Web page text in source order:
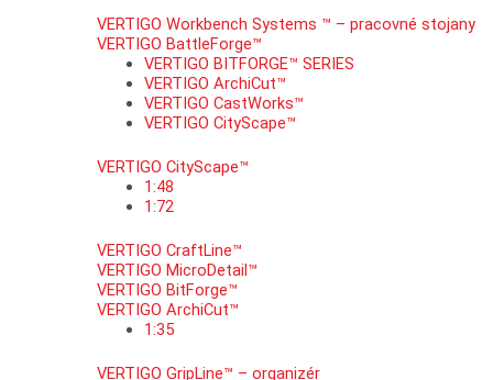
VERTIGO Workbench Systems ™ – pracovné stojany
VERTIGO BattleForge™
VERTIGO BITFORGE™ SERIES
VERTIGO ArchiCut™
VERTIGO CastWorks™
VERTIGO CityScape™
VERTIGO CityScape™
1:48
1:72
VERTIGO CraftLine™
VERTIGO MicroDetail™
VERTIGO BitForge™
VERTIGO ArchiCut™
1:35
VERTIGO GripLine™ – organizér